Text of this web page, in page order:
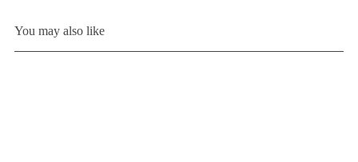
You may also like